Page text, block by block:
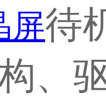
屏待
、